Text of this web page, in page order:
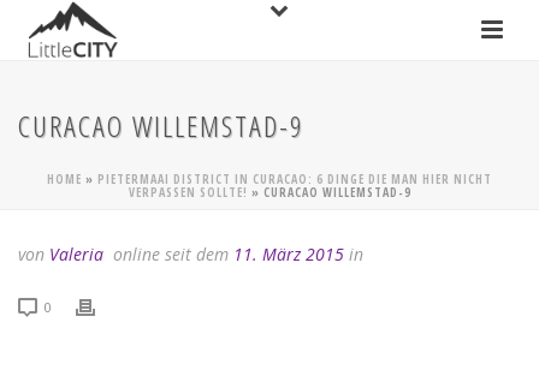
CURACAO WILLEMSTAD-9
HOME » PIETERMAAI DISTRICT IN CURACAO: 6 DINGE DIE MAN HIER NICHT
VERPASSEN SOLLTE! » CURACAO WILLEMSTAD-9
von Valeria online seit dem 11. März 2015 in
0